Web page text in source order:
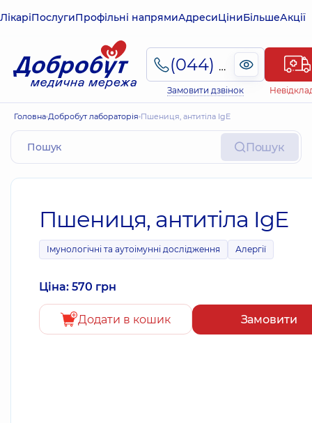
ЛікаріПослугиПрофільні напрямиАдресиЦіниБільшеАкції
(044) 495-2-888
Замовити дзвінок
Головна Добробут лабораторія Пшениця, антитіла IgE
Пошук
Пшениця, антитіла IgE
Імунологічні та аутоімунні дослідження Алергії
Ціна: 570 грн
Додати в кошик Замовити